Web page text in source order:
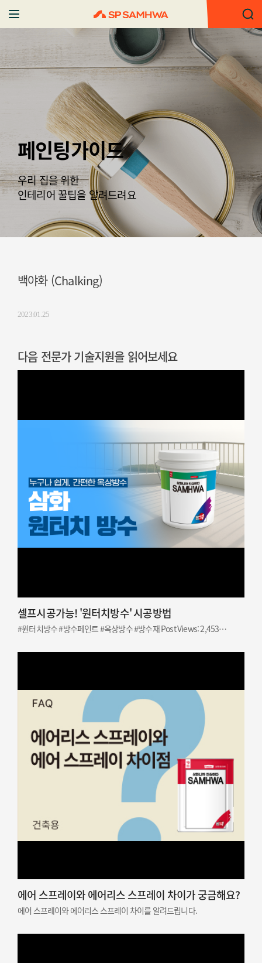
페인팅가이드
우리 집을 위한
인테리어 꿀팁을 알려드려요
백야화 (Chalking)
2023.01.25
다음 전문가 기술지원을 읽어보세요
셀프시공가능! '원터치방수' 시공방법
#원터치방수 #방수페인트 #옥상방수 #방수재 Post Views: 2,453…
에어 스프레이와 에어리스 스프레이 차이가 궁금해요?
에어 스프레이와 에어리스 스프레이 차이를 알려드립니다.